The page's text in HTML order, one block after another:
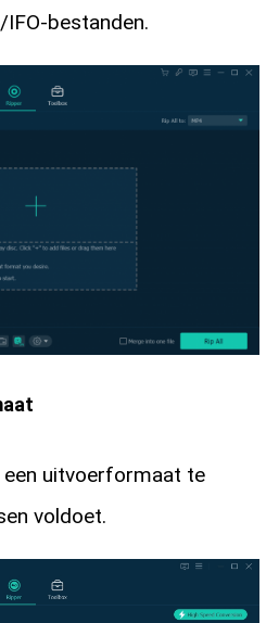
bestanden.
een uitvoerformaat te
voldoet.